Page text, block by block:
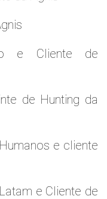
e Cliente de
de Hunting da
e cliente
e Cliente de